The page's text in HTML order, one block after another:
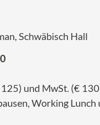
Schwäbisch Hall
und MwSt. (€
Working